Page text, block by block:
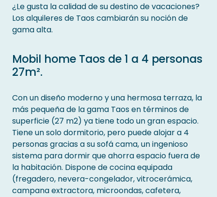
¿Le gusta la calidad de su destino de vacaciones?
Los alquileres de Taos cambiarán su noción de
gama alta.
Mobil home Taos de 1 a 4 personas
27m².
Con un diseño moderno y una hermosa terraza, la
más pequeña de la gama Taos en términos de
superficie (27 m2) ya tiene todo un gran espacio.
Tiene un solo dormitorio, pero puede alojar a 4
personas gracias a su sofá cama, un ingenioso
sistema para dormir que ahorra espacio fuera de
la habitación. Dispone de cocina equipada
(fregadero, nevera-congelador, vitrocerámica,
campana extractora, microondas, cafetera,